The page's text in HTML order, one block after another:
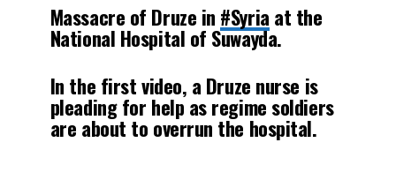
Massacre of Druze in #Syria at the
National Hospital of Suwayda.
In the first video, a Druze nurse is
pleading for help as regime soldiers
are about to overrun the hospital.